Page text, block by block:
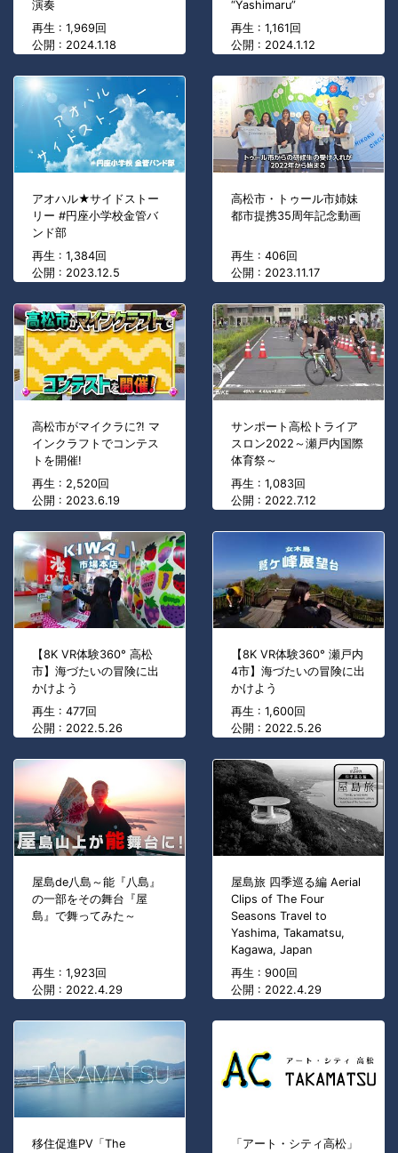
演奏
再生 : 1,969回
公開 : 2024.1.18
“Yashimaru”
再生 : 1,161回
公開 : 2024.1.12
アオハル★サイドストー
リー #円座小学校金管バ
ンド部
再生 : 1,384回
公開 : 2023.12.5
高松市・トゥール市姉妹
都市提携35周年記念動画
再生 : 406回
公開 : 2023.11.17
高松市がマイクラに?! マ
インクラフトでコンテス
トを開催!
再生 : 2,520回
公開 : 2023.6.19
サンポート高松トライア
スロン2022～瀬戸内国際
体育祭～
再生 : 1,083回
公開 : 2022.7.12
【8K VR体験360° 高松
市】海づたいの冒険に出
かけよう
再生 : 477回
公開 : 2022.5.26
【8K VR体験360° 瀬戸内
4市】海づたいの冒険に出
かけよう
再生 : 1,600回
公開 : 2022.5.26
屋島de八島～能『八島』
の一部をその舞台『屋
島』で舞ってみた～
再生 : 1,923回
公開 : 2022.4.29
屋島旅 四季巡る編 Aerial
Clips of The Four
Seasons Travel to
Yashima, Takamatsu,
Kagawa, Japan
再生 : 900回
公開 : 2022.4.29
移住促進PV「The
「アート・シティ高松」